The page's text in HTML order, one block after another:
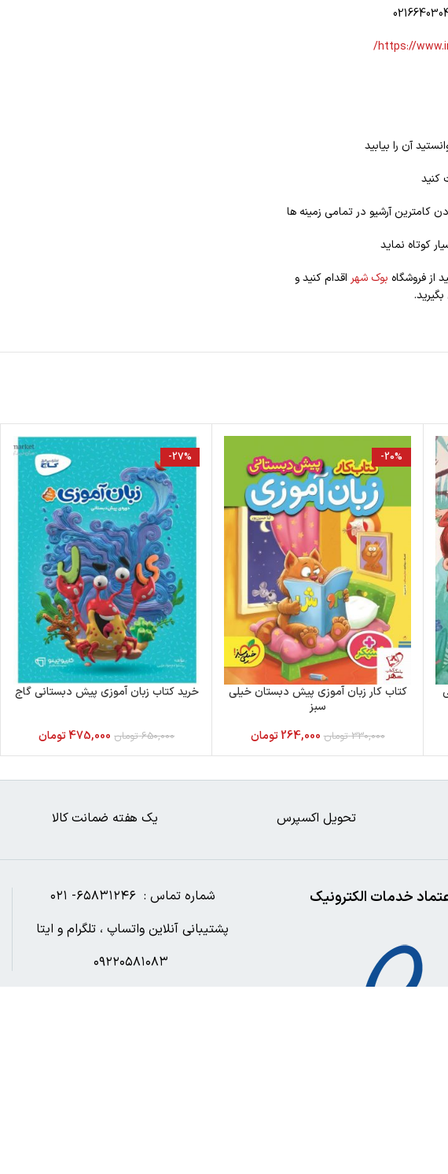
https://
آن را بیابید
کنید
کامترین آرشیو در تمامی زمینه ها
کوتاه نماید
از فروشگاه بوک شهر اقدام کنید و
-20%
کتاب کار زبان آموزی پیش دبستان خیلی
سبز
330,000 تومان 264,000 تومان
-27%
خرید کتاب زبان آموزی پیش دبستانی گاج
650,000 تومان 475,000تومان
تحویل اکسپرس یک هفته ضمانت کالا
شماره تماس : ۶۵۸۳۱۲۴۶- ۰۲۱
پشتیبانی آنلاین واتساپ ، تلگرام و ایتا
خدمات الکترونیک